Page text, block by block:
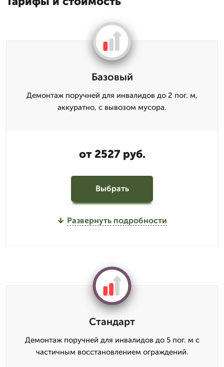
Базовый
Демонтаж поручней для инвалидов до 2 пог. м,
аккуратно, с вывозом мусора.
от 2527 руб.
Выбрать
Развернуть подробности
Стандарт
Демонтаж поручней для инвалидов до 5 пог. м с
частичным восстановлением ограждений.